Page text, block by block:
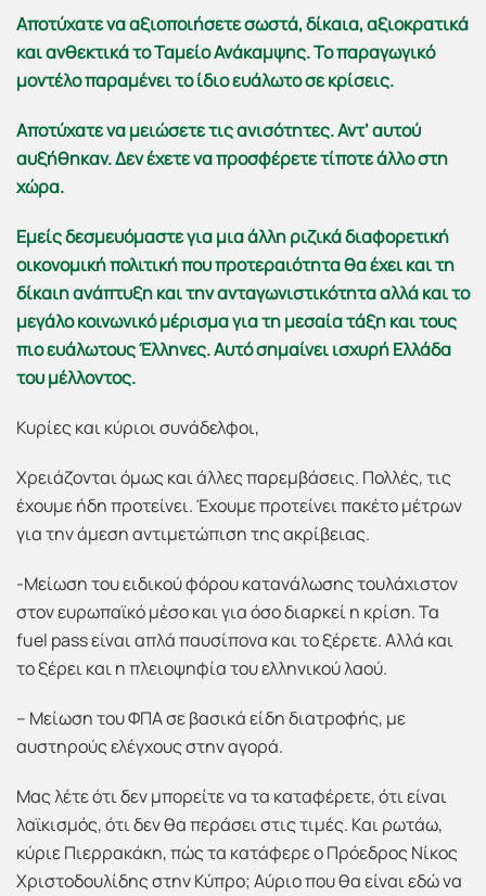
Αποτύχατε να αξιοποιήσετε σωστά, δίκαια, αξιοκρατικά
και ανθεκτικά το Ταμείο Ανάκαμψης. Το παραγωγικό
μοντέλο παραμένει το ίδιο ευάλωτο σε κρίσεις.
Αποτύχατε να μειώσετε τις ανισότητες. Αντ’ αυτού
αυξήθηκαν. Δεν έχετε να προσφέρετε τίποτε άλλο στη
χώρα.
Εμείς δεσμευόμαστε για μια άλλη ριζικά διαφορετική
οικονομική πολιτική που προτεραιότητα θα έχει και τη
δίκαιη ανάπτυξη και την ανταγωνιστικότητα αλλά και το
μεγάλο κοινωνικό μέρισμα για τη μεσαία τάξη και τους
πιο ευάλωτους Έλληνες. Αυτό σημαίνει ισχυρή Ελλάδα
του μέλλοντος.
Κυρίες και κύριοι συνάδελφοι,
Χρειάζονται όμως και άλλες παρεμβάσεις. Πολλές, τις
έχουμε ήδη προτείνει. Έχουμε προτείνει πακέτο μέτρων
για την άμεση αντιμετώπιση της ακρίβειας.
-Μείωση του ειδικού φόρου κατανάλωσης τουλάχιστον
στον ευρωπαϊκό μέσο και για όσο διαρκεί η κρίση. Τα
fuel pass είναι απλά παυσίπονα και το ξέρετε. Αλλά και
το ξέρει και η πλειοψηφία του ελληνικού λαού.
– Μείωση του ΦΠΑ σε βασικά είδη διατροφής, με
αυστηρούς ελέγχους στην αγορά.
Μας λέτε ότι δεν μπορείτε να τα καταφέρετε, ότι είναι
λαϊκισμός, ότι δεν θα περάσει στις τιμές. Και ρωτάω,
κύριε Πιερρακάκη, πώς τα κατάφερε ο Πρόεδρος Νίκος
Χριστοδουλίδης στην Κύπρο; Αύριο που θα είναι εδώ να